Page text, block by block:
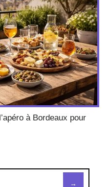
à Bordeaux pour